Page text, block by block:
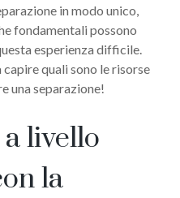
in modo unico,
fondamentali possono
esperienza difficile.
quali sono le risorse
una separazione!
a livello
la